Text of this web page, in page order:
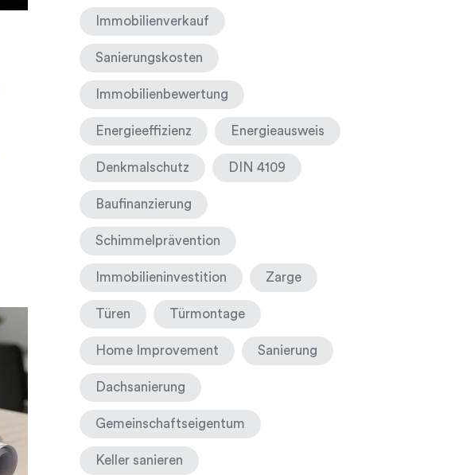
Immobilienverkauf
Sanierungskosten
Immobilienbewertung
Energieeffizienz Energieausweis
Denkmalschutz DIN 4109
Baufinanzierung
Schimmelprävention
Immobilieninvestition Zarge
Türen Türmontage
Home Improvement Sanierung
Dachsanierung
Gemeinschaftseigentum
Keller sanieren